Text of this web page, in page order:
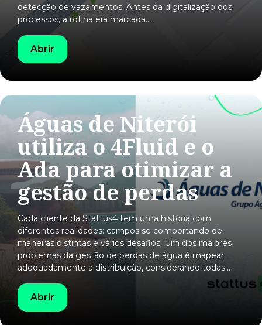
detecção de vazamentos. Antes da digitalização dos
processos, a rotina era marcada…
Abrir
Águas de Niterói
utiliza o 4Fluid e o
Ada para otimizar a
gestão de perdas
Cada cliente da Stattus4 tem uma história com
diferentes realidades: campos se comportando de
maneiras distintas e vários desafios. Um dos maiores
problemas da gestão de perdas de água é mapear
adequadamente a distribuição, considerando todas…
Abrir